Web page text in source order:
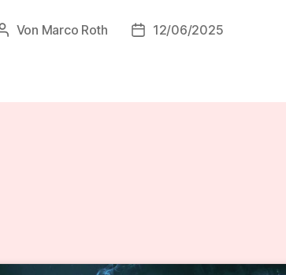
Beitragsautor
Von Marco Roth Veröffentlichungsdatum
12/06/2025